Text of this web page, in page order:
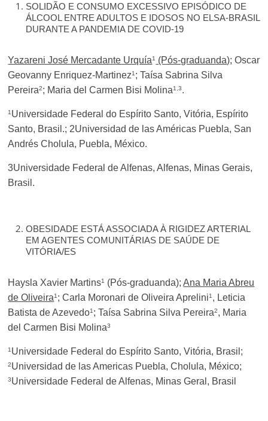
SOLIDÃO E CONSUMO EXCESSIVO EPISÓDICO DE
ÁLCOOL ENTRE ADULTOS E IDOSOS NO ELSA-BRASIL
DURANTE A PANDEMIA DE COVID-19
Yazareni José Mercadante Urquía1 (Pós-graduanda); Oscar
Geovanny Enriquez-Martinez1 ; Taísa Sabrina Silva
Pereira2; Maria del Carmen Bisi Molina1,3.
1 Universidade Federal do Espírito Santo, Vitória, Espírito
Santo, Brasil.; 2Universidad de las Américas Puebla, San
Andrés Cholula, Puebla, México.
3Universidade Federal de Alfenas, Alfenas, Minas Gerais,
Brasil.
OBESIDADE ESTÁ ASSOCIADA À RIGIDEZ ARTERIAL
EM AGENTES COMUNITÁRIAS DE SAÚDE DE
VITÓRIA/ES
Haysla Xavier Martins1 (Pós-graduanda);Ana Maria Abreu
de Oliveira1 ; Carla Moronari de Oliveira Aprelini1 , Leticia
Batista de Azevedo1 ; Taísa Sabrina Silva Pereira2, Maria
del Carmen Bisi Molina3
1 Universidade Federal do Espírito Santo, Vitória, Brasil;
2Universidad de las Americas Puebla, Cholula, México;
3Universidade Federal de Alfenas, Minas Geral, Brasil